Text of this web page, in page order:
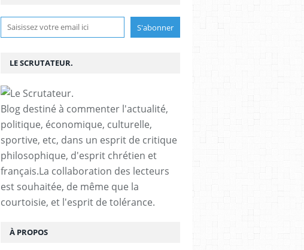
LE SCRUTATEUR.
Blog destiné à commenter l'actualité,
politique, économique, culturelle,
sportive, etc, dans un esprit de critique
philosophique, d'esprit chrétien et
français.La collaboration des lecteurs
est souhaitée, de même que la
courtoisie, et l'esprit de tolérance.
À PROPOS